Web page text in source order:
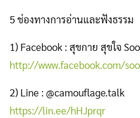
5 ช่องทางการอ่านและฟังธรรม
1) Facebook : สุขกาย สุขใจ
http://www.facebook.com/
2) Line : @camouflage.talk
https://lin.ee/hHJprqr